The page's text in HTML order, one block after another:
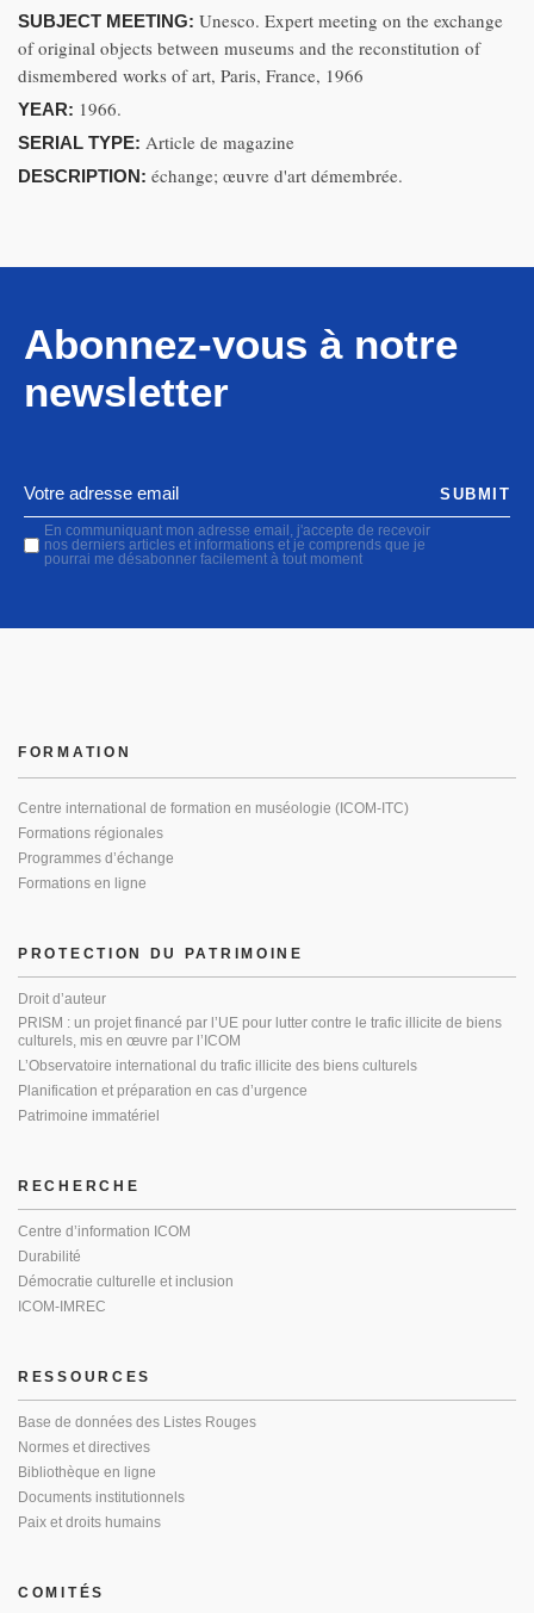
SUBJECT MEETING: Unesco. Expert meeting on the exchange
of original objects between museums and the reconstitution of
dismembered works of art, Paris, France, 1966
YEAR: 1966.
SERIAL TYPE: Article de magazine
DESCRIPTION: échange; œuvre d'art démembrée.
Abonnez-vous à notre
newsletter
En communiquant mon adresse email, j'accepte de recevoir
nos derniers articles et informations et je comprends que je
pourrai me désabonner facilement à tout moment
SUBMIT
PROTECTION DU PATRIMOINE
Droit d’auteur
PRISM : un projet financé par l’UE pour lutter contre le trafic illicite de biens
culturels, mis en œuvre par l’ICOM
L’Observatoire international du trafic illicite des biens culturels
Planification et préparation en cas d’urgence
Patrimoine immatériel
FORMATION
Centre international de formation en muséologie (ICOM-ITC)
Formations régionales
Programmes d’échange
Formations en ligne
RECHERCHE
Centre d’information ICOM
Durabilité
Démocratie culturelle et inclusion
ICOM-IMREC
RESSOURCES
Base de données des Listes Rouges
Normes et directives
Bibliothèque en ligne
Documents institutionnels
Paix et droits humains
COMITÉS